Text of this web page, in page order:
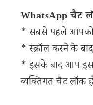
WhatsApp चैट
* सबसे पहले आपको
* स्क्रॉल करने के
* इसके बाद आप
व्यक्तिगत चैट लॉक